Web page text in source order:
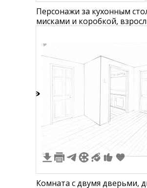
Персонажи за кухонным
мисками и коробкой,
полка с книгами, открыт
Комната с двумя дверьми,